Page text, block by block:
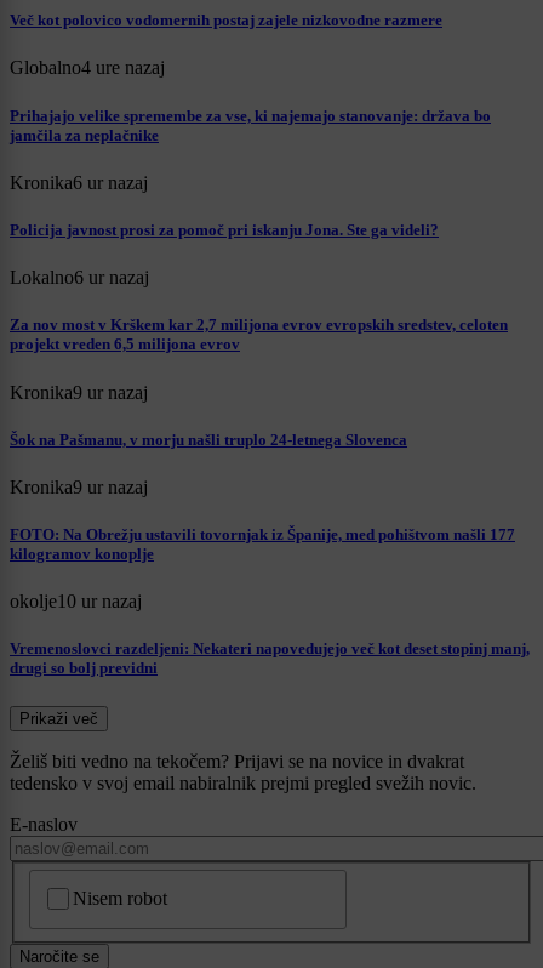
Več kot polovico vodomernih postaj zajele nizkovodne razmere
Globalno4 ure nazaj
Prihajajo velike spremembe za vse, ki najemajo stanovanje: država bo
jamčila za neplačnike
Kronika6 ur nazaj
Policija javnost prosi za pomoč pri iskanju Jona. Ste ga videli?
Lokalno6 ur nazaj
Za nov most v Krškem kar 2,7 milijona evrov evropskih sredstev, celoten
projekt vreden 6,5 milijona evrov
Kronika9 ur nazaj
Šok na Pašmanu, v morju našli truplo 24-letnega Slovenca
Kronika9 ur nazaj
FOTO: Na Obrežju ustavili tovornjak iz Španije, med pohištvom našli 177
kilogramov konoplje
okolje10 ur nazaj
Vremenoslovci razdeljeni: Nekateri napovedujejo več kot deset stopinj manj,
drugi so bolj previdni
Prikaži več
Želiš biti vedno na tekočem? Prijavi se na novice in dvakrat
tedensko v svoj email nabiralnik prejmi pregled svežih novic.
E-naslov
Nisem robot
Naročite se